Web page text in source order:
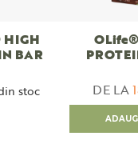
BAR
stoc
DE LA